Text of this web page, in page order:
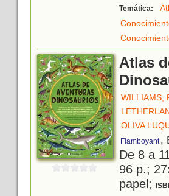
Temática:
Atlas
WILLIAMS,
OLIVA
Flamboyant ,
De 8 a
96 p.;
papel;